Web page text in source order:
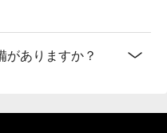
がありますか？